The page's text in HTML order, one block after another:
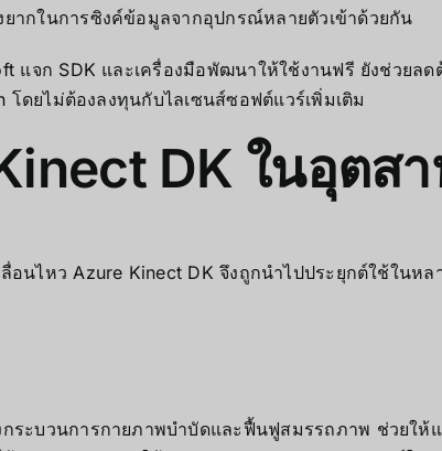
ากในการซิงค์ข้อมูลจากอุปกรณ์หลายตัวเข้าด้วยกัน
แจก SDK และเครื่องมือพัฒนาให้ใช้งานฟรี ยังช่วย
ดยไม่ต้องลงทุนกับไลเซนส์ซอฟต์แวร์เพิ่มเติม
DK ในอุตส
นไหว Azure Kinect DK จึงถูกนำไปประยุกต์ใช้ในห
ระบวนการกายภาพบำบัดและฟื้นฟูสมรรถภาพ ช่วยใ